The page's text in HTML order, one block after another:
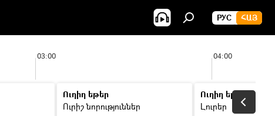
РУС ՀԱՅ
03:00 04:00
Ուղիղ եթեր
Ուրիշ նորություններ
Ուղիղ եթեր
Լուրեր